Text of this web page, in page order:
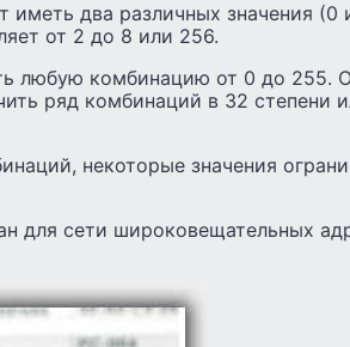
два различных значения (0
от 2 до 8 или 256.
любую комбинацию от 0 до 255.
ряд комбинаций в 32 степени
некоторые значения
для сети широковещательных